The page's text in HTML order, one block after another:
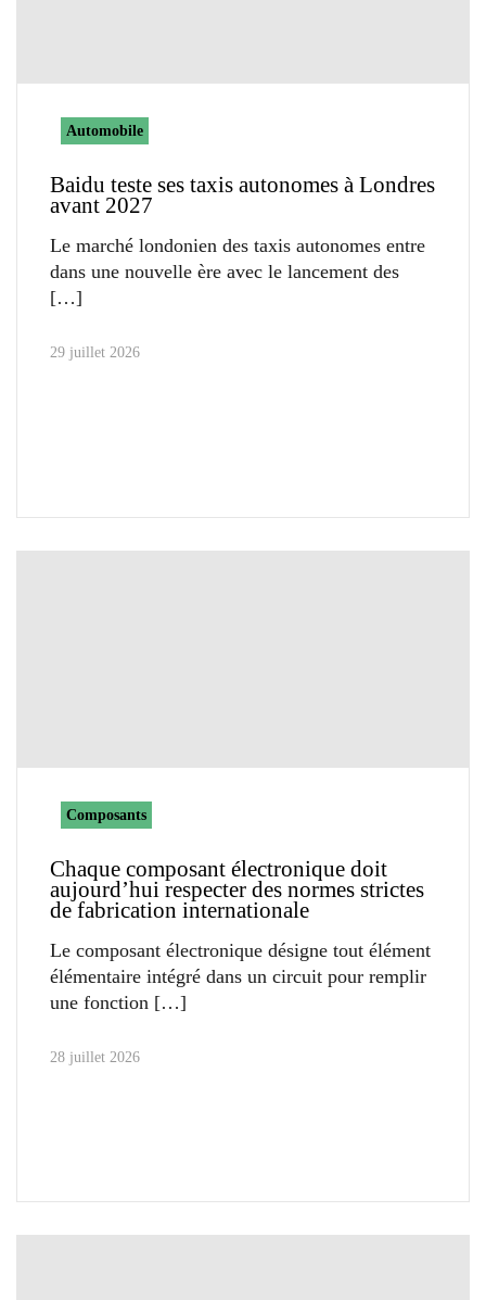
Automobile
Baidu teste ses taxis autonomes à Londres
avant 2027
Le marché londonien des taxis autonomes entre
dans une nouvelle ère avec le lancement des
29 juillet 2026
Composants
Chaque composant électronique doit
aujourd’hui respecter des normes strictes
de fabrication internationale
Le composant électronique désigne tout élément
élémentaire intégré dans un circuit pour remplir
une fonction
28 juillet 2026